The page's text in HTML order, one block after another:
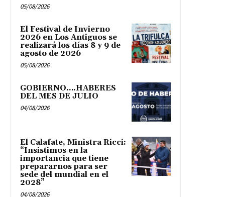
05/08/2026
El Festival de Invierno
2026 en Los Antiguos se
realizará los días 8 y 9 de
agosto de 2026
05/08/2026
GOBIERNO….HABERES
DEL MES DE JULIO
04/08/2026
El Calafate, Ministra Ricci:
“Insistimos en la
importancia que tiene
prepararnos para ser
sede del mundial en el
2028”
04/08/2026